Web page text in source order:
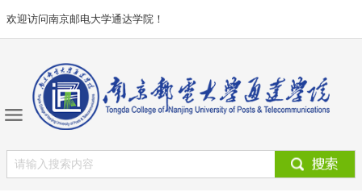
欢迎访问南京邮电大学通达学院！